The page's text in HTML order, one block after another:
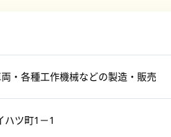
・各種工作機械などの製造・販売
ツ町1－1